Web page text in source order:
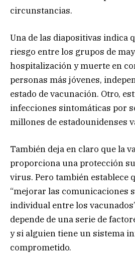
circunstancias.
Una de las diapositivas indica
riesgo entre los grupos de
hospitalización y muerte en
personas más jóvenes,
estado de vacunación. Otro,
infecciones sintomáticas por
millones de estadounidenses
También deja en claro que la
proporciona una protección
virus. Pero también establece
“mejorar las comunicaciones
individual entre los
depende de una serie de
y si alguien tiene un sistema
comprometido.